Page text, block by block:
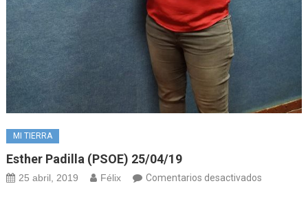
MI TIERRA
Esther Padilla (PSOE) 25/04/19
25 abril, 2019 Félix Comentarios desactivadosen